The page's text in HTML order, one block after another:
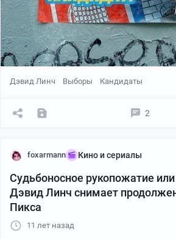
Дэвид Линч Выборы Кандидаты
2
foxarmann Кино и сериалы
Судьбоносное рукопожатие
Дэвид Линч снимает
Пикса
11 лет назад